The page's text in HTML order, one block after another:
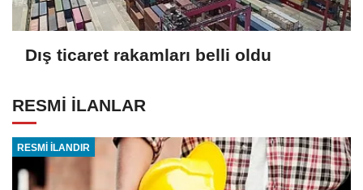
Dış ticaret rakamları belli oldu
RESMİ İLANLAR
RESMİ İLANDIR